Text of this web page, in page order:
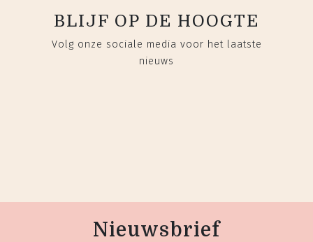
BLIJF OP DE HOOGTE
Volg onze sociale media voor het laatste
nieuws
Nieuwsbrief